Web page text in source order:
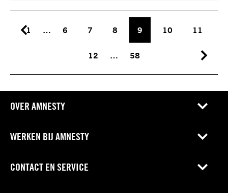
1 … 6 7 8 9 10 11
12 … 58
OVER AMNESTY
WERKEN BIJ AMNESTY
CONTACT EN SERVICE